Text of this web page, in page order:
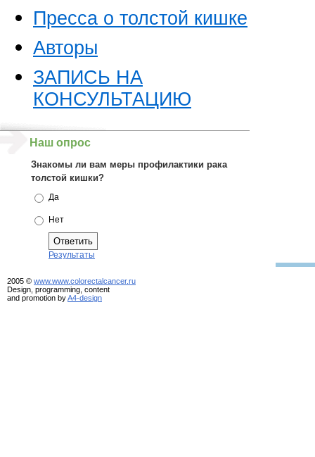
Пресса о толстой кишке
Авторы
ЗАПИСЬ НА
КОНСУЛЬТАЦИЮ
Наш опрос
Знакомы ли вам меры профилактики рака
толстой кишки?
Да
Нет
Результаты
2005 © www.www.colorectalcancer.ru
Design, programming, content
and promotion byA4-design